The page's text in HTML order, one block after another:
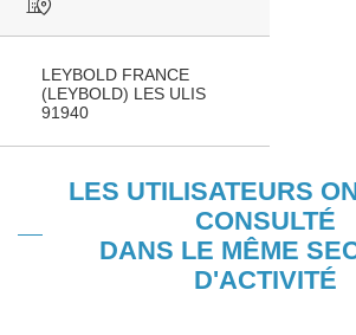
LEYBOLD FRANCE
(LEYBOLD) LES ULIS
91940
LES UTILISATEURS
CONSULTÉ
DANS LE MÊME
D'ACTIVITÉ